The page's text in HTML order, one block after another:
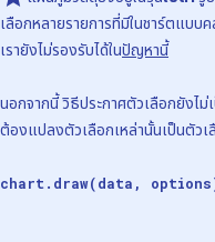
เลือกหลายรายการที่มีในชาร์ตแบบ
เรายังไม่รองรับได้ในปัญหานี้
นอกจากนี้ วิธีประกาศตัวเลือกยังไ
ต้องแปลงตัวเลือกเหล่านั้นเป็นตัว
chart.draw(data,